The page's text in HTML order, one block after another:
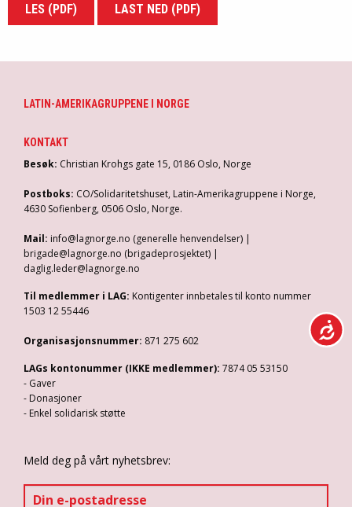
LES (PDF) LAST NED (PDF)
LATIN-AMERIKAGRUPPENE I NORGE
KONTAKT
Besøk: Christian Krohgs gate 15, 0186 Oslo, Norge
Postboks: CO/Solidaritetshuset, Latin-Amerikagruppene i Norge,
4630 Sofienberg, 0506 Oslo, Norge.
Mail: info@lagnorge.no (generelle henvendelser) |
brigade@lagnorge.no (brigadeprosjektet) |
daglig.leder@lagnorge.no
Til medlemmer i LAG: Kontigenter innbetales til konto nummer
1503 12 55446
Organisasjonsnummer: 871 275 602
LAGs kontonummer (IKKE medlemmer): 7874 05 53150
- Gaver
- Donasjoner
- Enkel solidarisk støtte
Meld deg på vårt nyhetsbrev: